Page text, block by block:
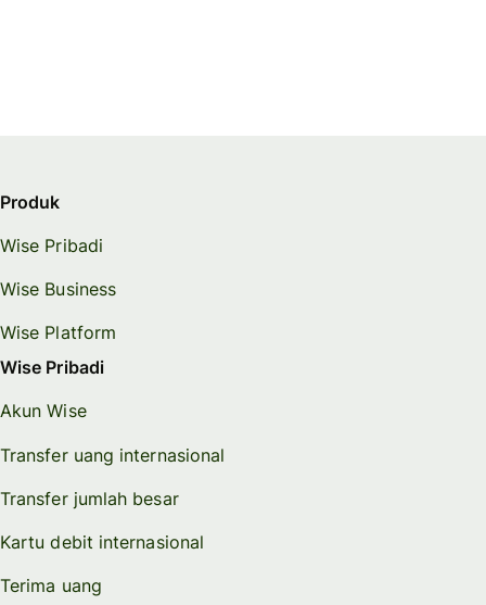
Produk
Wise Pribadi
Wise Business
Wise Platform
Wise Pribadi
Akun Wise
Transfer uang internasional
Transfer jumlah besar
Kartu debit internasional
Terima uang